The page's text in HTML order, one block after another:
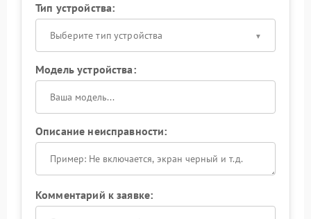
Тип устройства:
Выберите тип устройства
Модель устройства:
Описание неисправности:
Комментарий к заявке: